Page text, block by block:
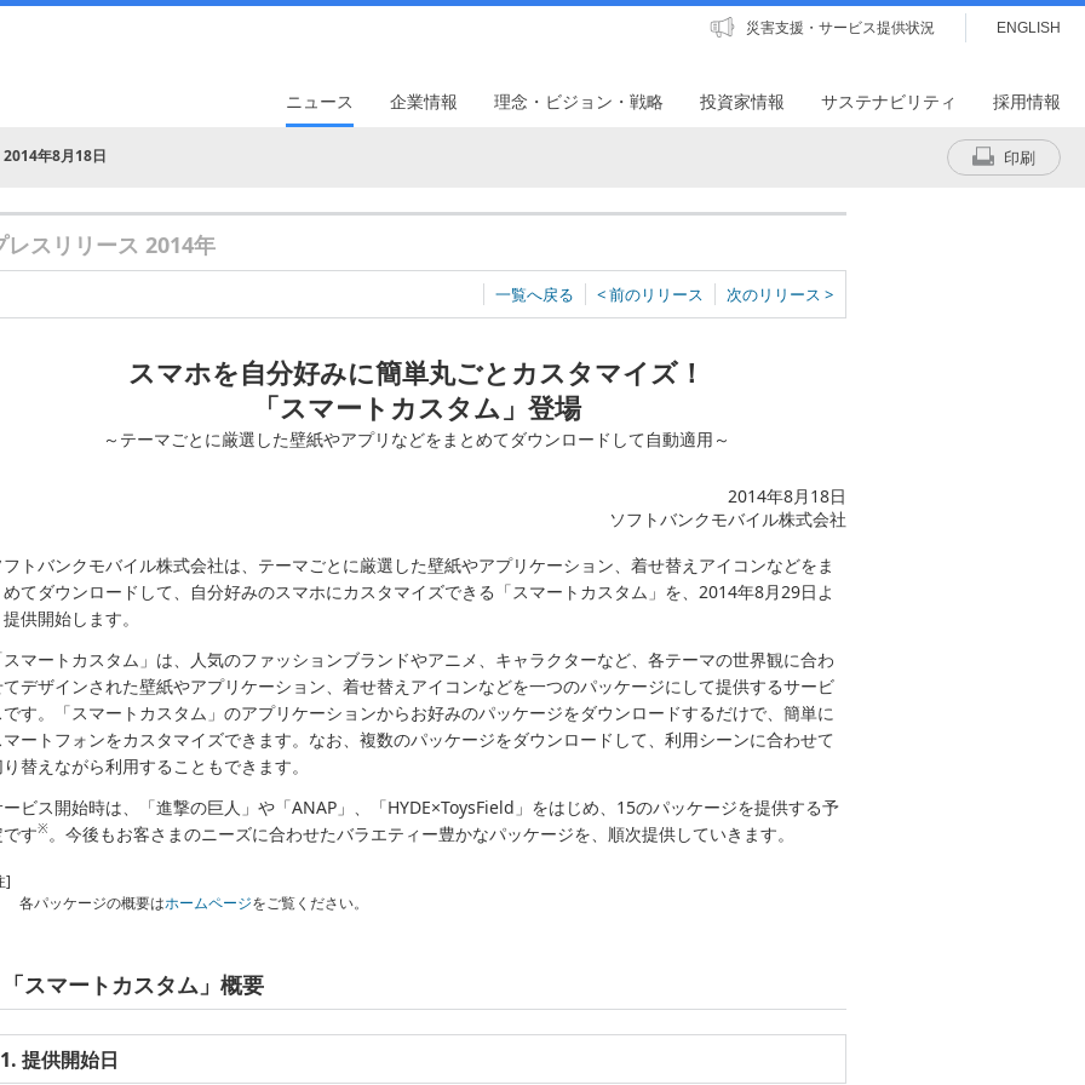
災害支援・サービス提供状況 ENGLISH
ニュース 企業情報 理念・ビジョン・戦略 投資家情報 サステナビリティ 採用情報
2014年8月18日 印刷
レスリリース 2014年
一覧へ戻る < 前のリリース 次のリリース >
スマホを自分好みに簡単丸ごとカスタマイズ！
「スマートカスタム」登場
～テーマごとに厳選した壁紙やアプリなどをまとめてダウンロードして自動適用～
2014年8月18日
ソフトバンクモバイル株式会社
トバンクモバイル株式会社は、テーマごとに厳選した壁紙やアプリケーション、着せ替えアイコンなどをま
てダウンロードして、自分好みのスマホにカスタマイズできる「スマートカスタム」を、2014年8月29日よ
供開始します。
マートカスタム」は、人気のファッションブランドやアニメ、キャラクターなど、各テーマの世界観に合わ
デザインされた壁紙やアプリケーション、着せ替えアイコンなどを一つのパッケージにして提供するサービ
す。「スマートカスタム」のアプリケーションからお好みのパッケージをダウンロードするだけで、簡単に
ートフォンをカスタマイズできます。なお、複数のパッケージをダウンロードして、利用シーンに合わせて
替えながら利用することもできます。
ビス開始時は、「進撃の巨人」や「ANAP」、「HYDE×ToysField」をはじめ、15のパッケージを提供する予
す※。今後もお客さまのニーズに合わせたバラエティー豊かなパッケージを、順次提供していきます。
]
各パッケージの概要はホームページをご覧ください。
「スマートカスタム」概要
1. 提供開始日